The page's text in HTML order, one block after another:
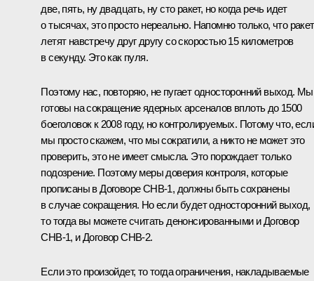
две, пять, ну двадцать, ну сто ракет, но когда речь идет
о тысячах, это просто нереально. Напомню только, что
летят навстречу друг другу со скоростью 15 километров
в секунду. Это как пуля.
Поэтому нас, повторяю, не пугает односторонний выход. Мы
готовы на сокращение ядерных арсеналов вплоть до 1500
боеголовок к 2008 году, но контролируемых. Потому что,
мы просто скажем, что мы сократили, а никто не может это
проверить, это не имеет смысла. Это порождает только
подозрение. Поэтому меры доверия контроля, которые
прописаны в Договоре СНВ-1, должны быть сохранены
в случае сокращения. Но если будет односторонний выход,
то тогда вы можете считать денонсированными и Договор
СНВ-1, и Договор СНВ-2.
Если это произойдет, то тогда ограничения, накладываемые